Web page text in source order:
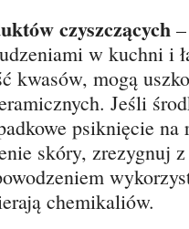
czyszczących
w kuchni i
kwasów, mogą
Jeśli
psiknięcie na
skóry, zrezygnuj
chemikaliów.